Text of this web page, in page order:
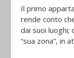
Il primo
rende conto
dai suoi luoghi;
“sua zona”, in